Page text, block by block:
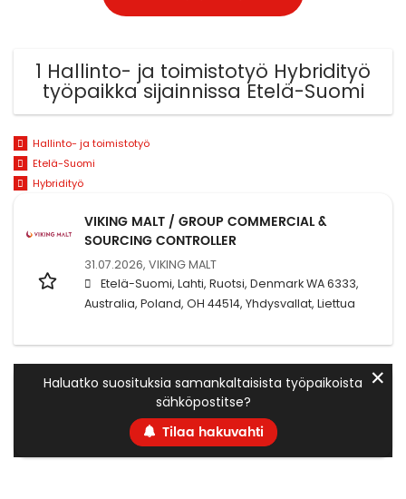
1 Hallinto- ja toimistotyö Hybridityö
työpaikka sijainnissa Etelä-Suomi
Hallinto- ja toimistotyö
Etelä-Suomi
Hybridityö
VIKING MALT / GROUP COMMERCIAL &
SOURCING CONTROLLER
31.07.2026, VIKING MALT
Etelä-Suomi, Lahti, Ruotsi, Denmark WA 6333,
Australia, Poland, OH 44514, Yhdysvallat, Liettua
Haluatko suosituksia samankaltaisista työpaikoista
sähköpostitse?
Tilaa hakuvahti
✕